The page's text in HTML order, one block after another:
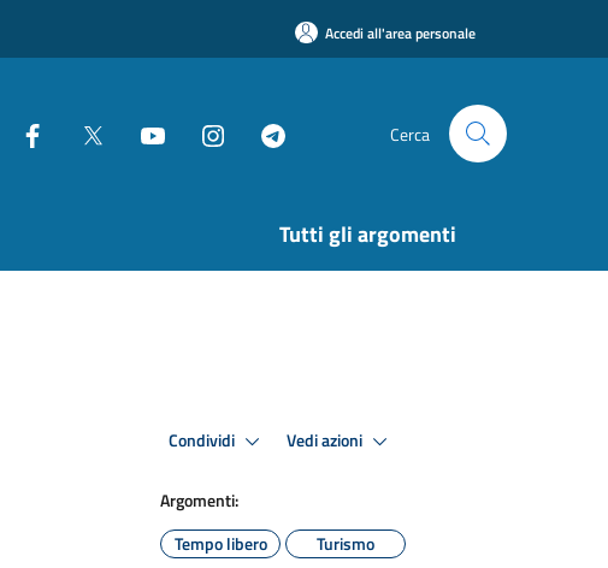
Accedi all'area personale
Cerca
Tutti gli argomenti
Condividi Vedi azioni
Argomenti:
Tempo libero
Turismo